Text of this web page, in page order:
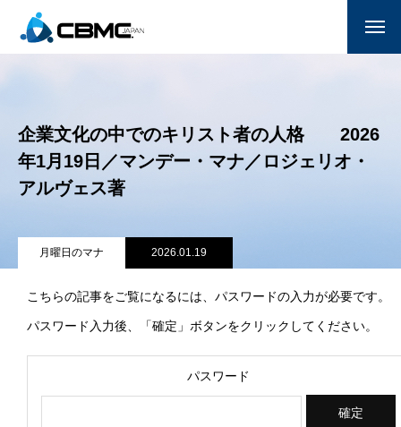
月曜日のマナ
献金
サポーター一覧(企業/教会)
企業文化の中でのキリスト者の人格 2026
年1月19日／マンデー・マナ／ロジェリオ・
アルヴェス著
月曜日のマナ 2026.01.19
こちらの記事をご覧になるには、パスワードの入力が必要です。
パスワード入力後、「確定」ボタンをクリックしてください。
パスワード